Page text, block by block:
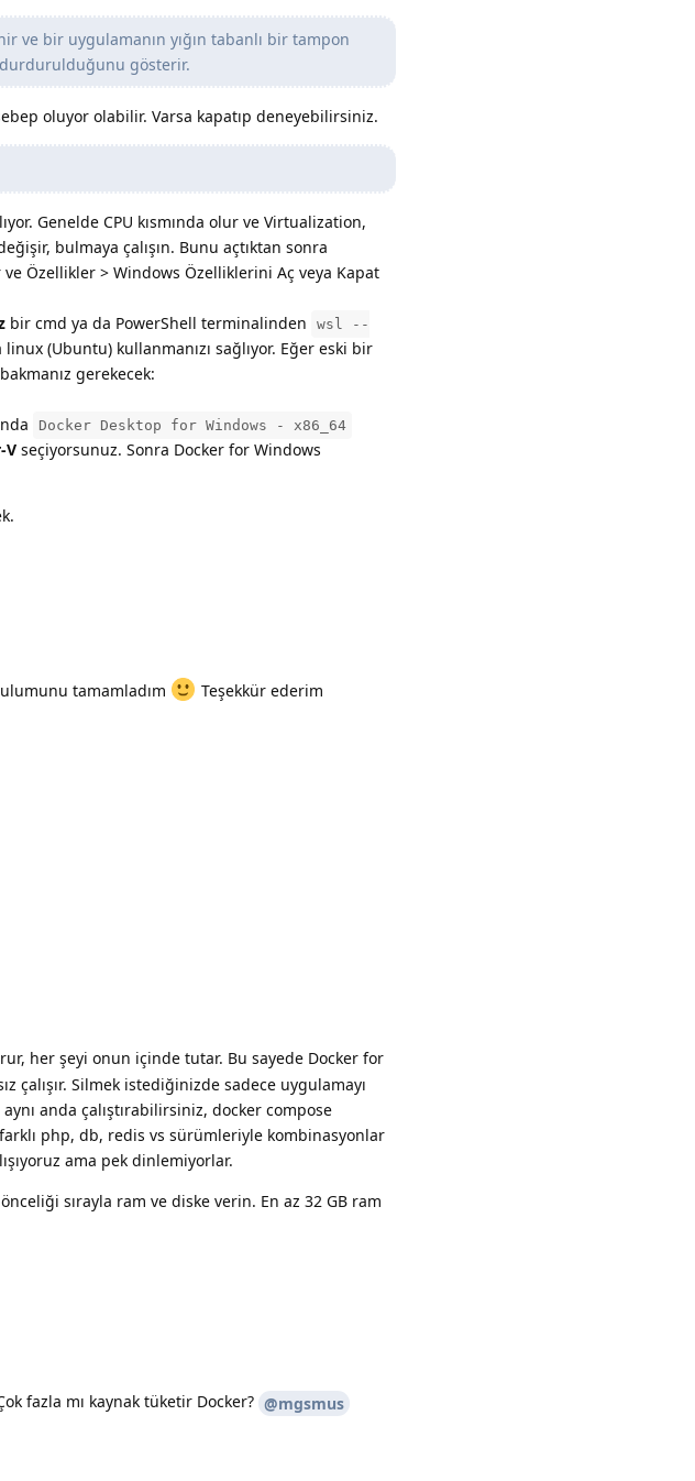
ve bir uygulamanın yığın tabanlı bir tampon
durdurulduğunu gösterir.
oluyor olabilir. Varsa kapatıp deneyebilirsiniz.
Genelde CPU kısmında olur ve Virtualization,
bulmaya çalışın. Bunu açtıktan sonra
Özellikler > Windows Özelliklerini Aç veya Kapat
bir cmd ya da PowerShell terminalinden
wsl --
(Ubuntu) kullanmanızı sağlıyor. Eğer eski bir
gerekecek:
Docker Desktop for Windows - x86_64
V seçiyorsunuz. Sonra Docker for Windows
tamamladım
Teşekkür ederim
her şeyi onun içinde tutar. Bu sayede Docker for
çalışır. Silmek istediğinizde sadece uygulamayı
anda çalıştırabilirsiniz, docker compose
php, db, redis vs sürümleriyle kombinasyonlar
ama pek dinlemiyorlar.
sırayla ram ve diske verin. En az 32 GB ram
fazla mı kaynak tüketir Docker? @mgsmus